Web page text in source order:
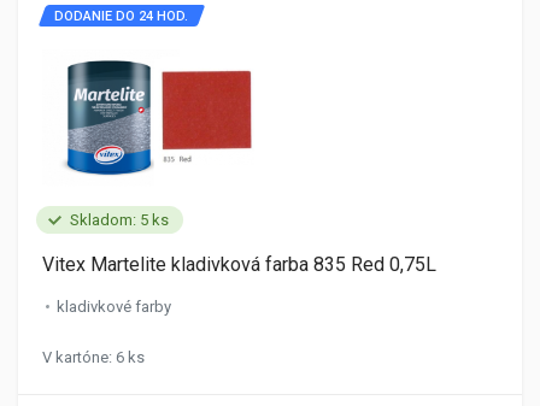
Skladom: 5 ks
DODANIE DO 24 HOD.
Vitex Martelite kladivková farba 835 Red 0,75L
kladivkové farby
V kartóne: 6 ks